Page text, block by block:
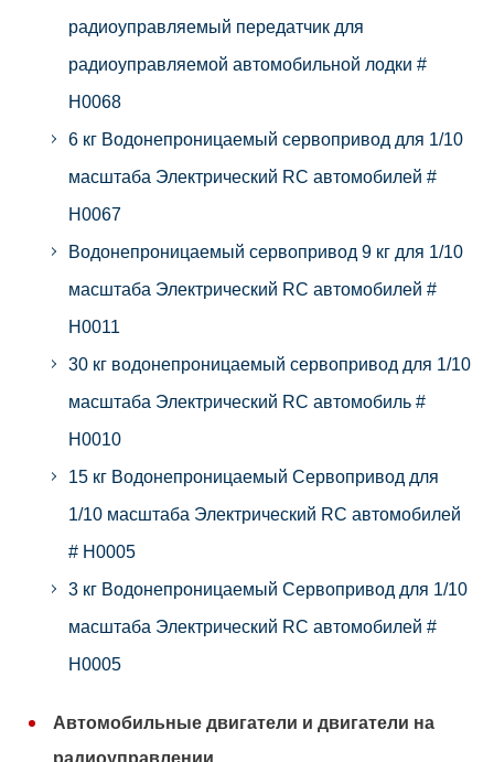
радиоуправляемый передатчик для
радиоуправляемой автомобильной лодки #
H0068
6 кг Водонепроницаемый сервопривод для 1/10
масштаба Электрический RC автомобилей #
H0067
Водонепроницаемый сервопривод 9 кг для 1/10
масштаба Электрический RC автомобилей #
H0011
30 кг водонепроницаемый сервопривод для 1/10
масштаба Электрический RC автомобиль #
H0010
15 кг Водонепроницаемый Сервопривод для
1/10 масштаба Электрический RC автомобилей
# H0005
3 кг Водонепроницаемый Сервопривод для 1/10
масштаба Электрический RC автомобилей #
H0005
Автомобильные двигатели и двигатели на
радиоуправлении